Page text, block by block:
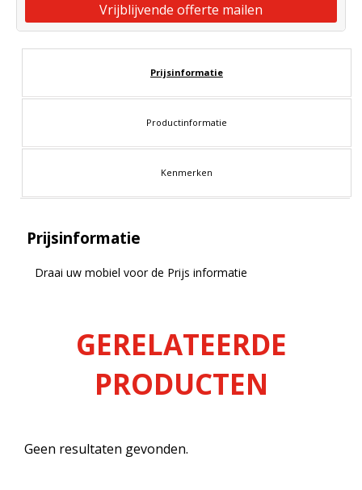
Vrijblijvende offerte mailen
Prijsinformatie
Productinformatie
Kenmerken
Prijsinformatie
Draai uw mobiel voor de Prijs informatie
GERELATEERDE
PRODUCTEN
Geen resultaten gevonden.